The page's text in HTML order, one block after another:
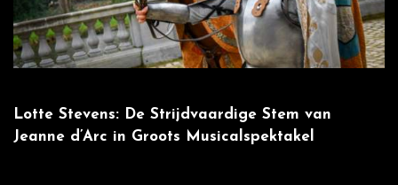
Lotte Stevens: De Strijdvaardige Stem van
Jeanne d’Arc in Groots Musicalspektakel